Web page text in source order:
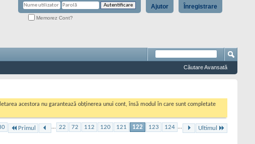
Înregistrare
Ajutor
Memorez Cont?
Căutare Avansată
acestora nu garantează obținerea unui cont, însă modul în care sunt completate
Primul ... 22 72 112 120 121 122 123 124 ... Ultimul